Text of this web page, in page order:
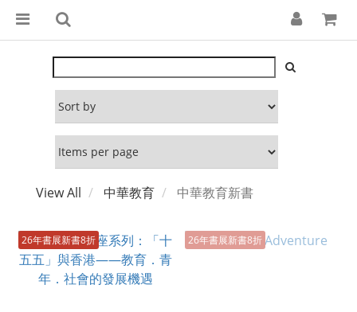
View All 中華教育 中華教育新書
26年書展新書8折 26年書展新書8折